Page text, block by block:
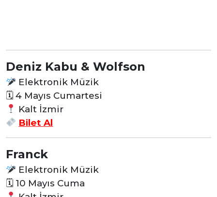
Deniz Kabu & Wolfson
Elektronik Müzik
🗓 4 Mayıs Cumartesi
Kalt İzmir
Bilet Al
Franck
Elektronik Müzik
🗓 10 Mayıs Cuma